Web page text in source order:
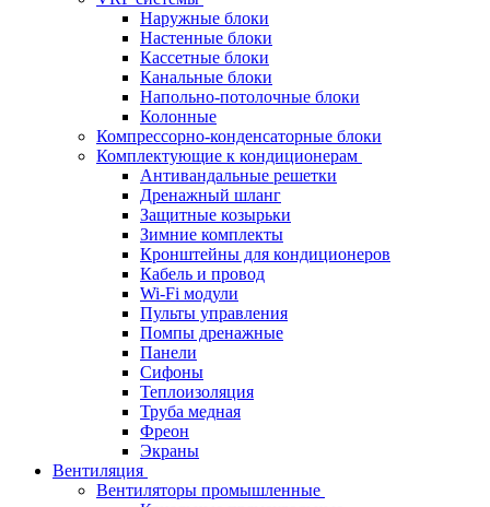
Наружные блоки
Настенные блоки
Кассетные блоки
Канальные блоки
Напольно-потолочные блоки
Колонные
Компрессорно-конденсаторные блоки
Комплектующие к кондиционерам
Антивандальные решетки
Дренажный шланг
Защитные козырьки
Зимние комплекты
Кронштейны для кондиционеров
Кабель и провод
Wi-Fi модули
Пульты управления
Помпы дренажные
Панели
Сифоны
Теплоизоляция
Труба медная
Фреон
Экраны
Вентиляция
Вентиляторы промышленные